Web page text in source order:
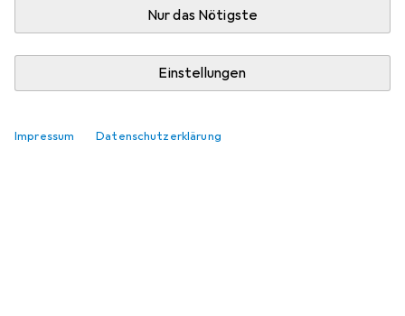
Nur das Nötigste
Einstellungen
Impressum Datenschutzerklärung